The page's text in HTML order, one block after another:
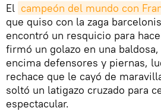
El campeón del mundo con
que quiso con la zaga
encontró un resquicio para
firmó un golazo en una
encima defensores y piernas,
rechace que le cayó de
soltó un latigazo cruzado para
espectacular.